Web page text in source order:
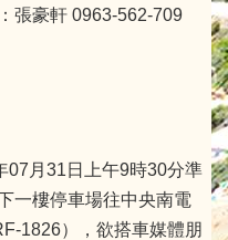
張豪軒 0963-562-709
07月31日上午9時30分準
一樓停車場往中央南電
1826），欲搭車媒體朋